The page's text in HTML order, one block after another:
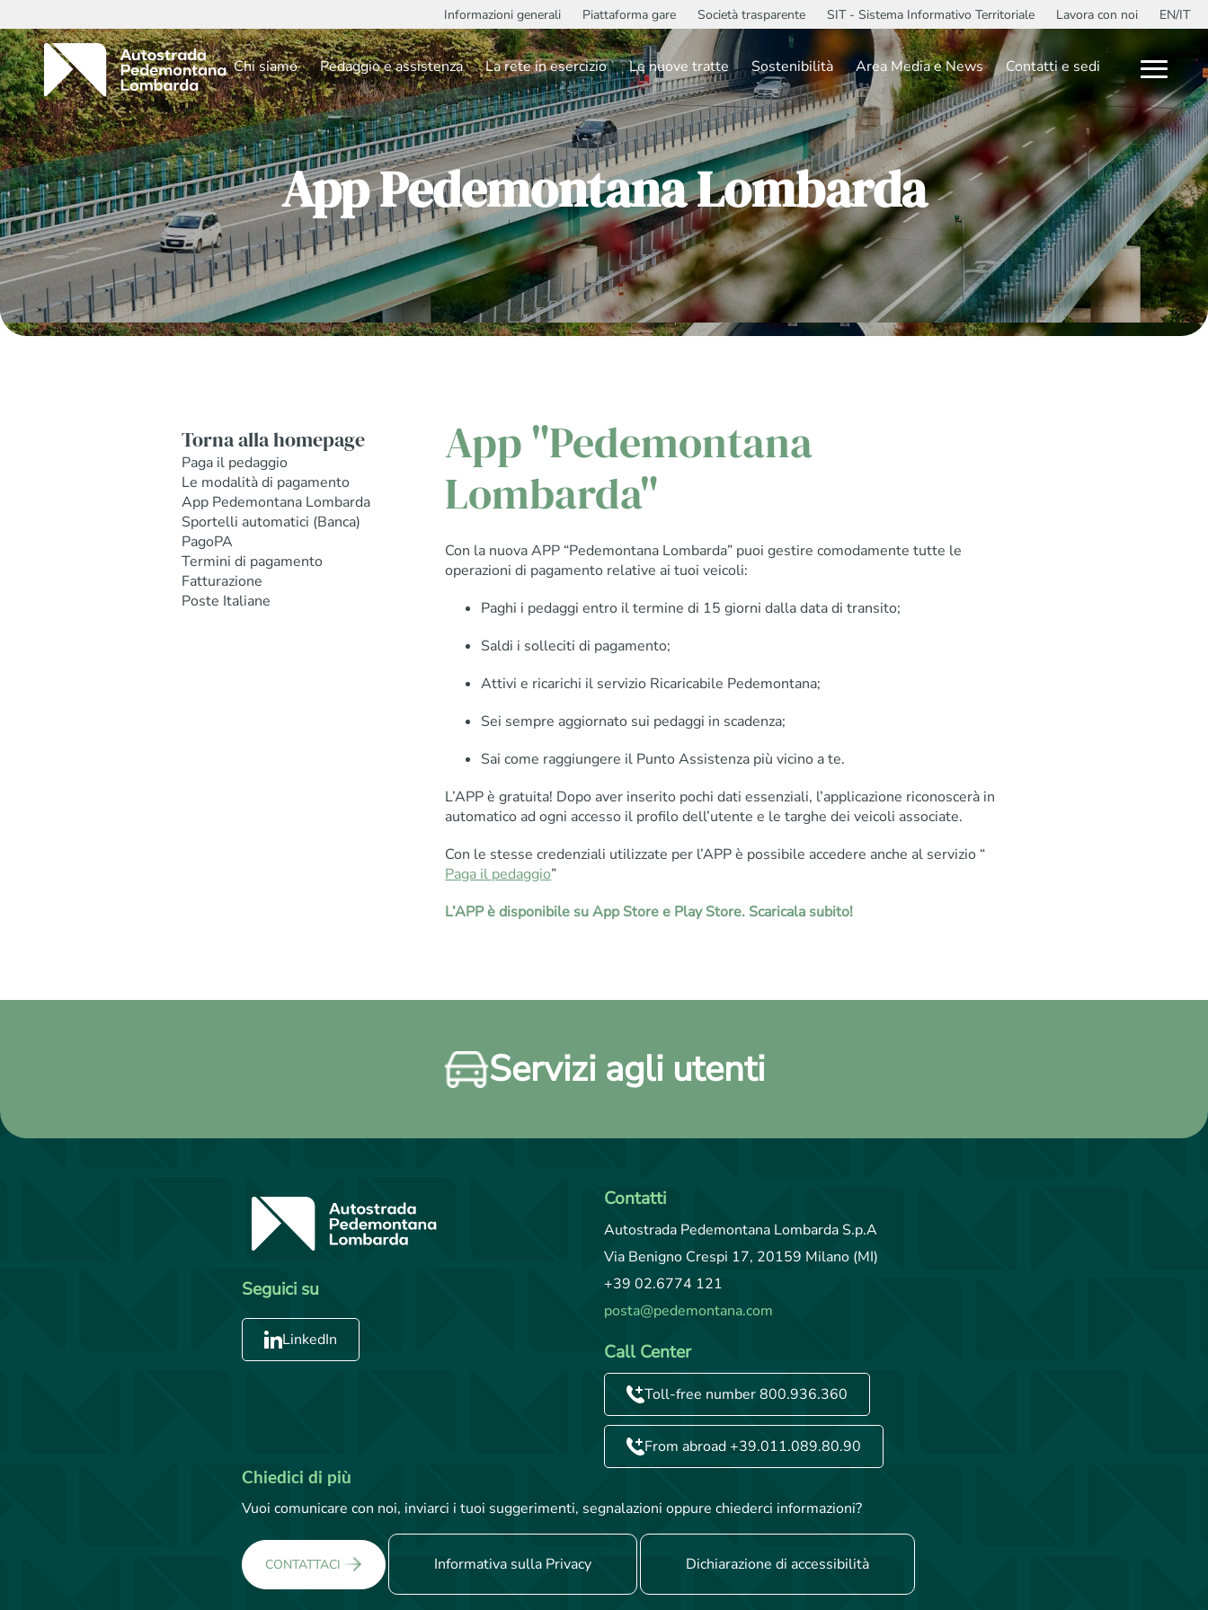
Informazioni generali Piattaforma gare Società trasparente SIT - Sistema Informativo Territoriale Lavora con noi EN/IT
Chi siamo Pedaggio e assistenza La rete in esercizio Le nuove tratte Sostenibilità Area Media e News Contatti e sedi
App Pedemontana Lombarda
Torna alla homepage
Paga il pedaggio
Le modalità di pagamento
App Pedemontana Lombarda
Sportelli automatici (Banca)
PagoPA
Termini di pagamento
Fatturazione
Poste Italiane
App "Pedemontana
Lombarda"
Con la nuova APP “Pedemontana Lombarda” puoi gestire comodamente tutte le
operazioni di pagamento relative ai tuoi veicoli:
Paghi i pedaggi entro il termine di 15 giorni dalla data di transito;
Saldi i solleciti di pagamento;
Attivi e ricarichi il servizio Ricaricabile Pedemontana;
Sei sempre aggiornato sui pedaggi in scadenza;
Sai come raggiungere il Punto Assistenza più vicino a te.
L’APP è gratuita! Dopo aver inserito pochi dati essenziali, l’applicazione riconoscerà in
automatico ad ogni accesso il profilo dell’utente e le targhe dei veicoli associate.
Con le stesse credenziali utilizzate per l’APP è possibile accedere anche al servizio “
Paga il pedaggio”
L’APP è disponibile su App Store e Play Store. Scaricala subito!
Servizi agli utenti
Seguici su
LinkedIn
Contatti
Autostrada Pedemontana Lombarda S.p.A
Via Benigno Crespi 17, 20159 Milano (MI)
+39 02.6774 121
posta@pedemontana.com
Call Center
Toll-free number 800.936.360
From abroad +39.011.089.80.90
Chiedici di più
Vuoi comunicare con noi, inviarci i tuoi suggerimenti, segnalazioni oppure chiederci informazioni?
CONTATTACI Informativa sulla Privacy Dichiarazione di accessibilità